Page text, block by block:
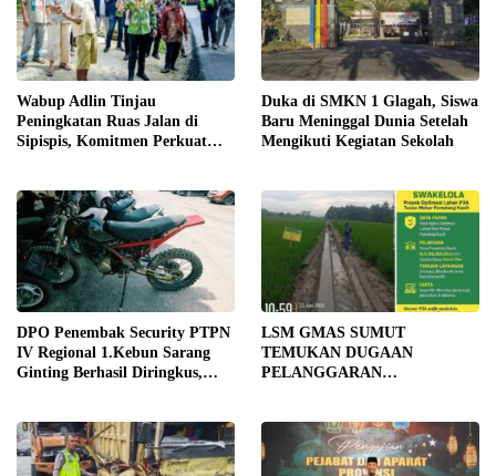
Wabup Adlin Tinjau
Peningkatan Ruas Jalan di
Sipispis, Komitmen Perkuat
Duka di SMKN 1 Glagah, Siswa
Baru Meninggal Dunia Setelah
Mengikuti Kegiatan Sekolah
DPO Penembak Security PTPN
IV Regional 1.Kebun Sarang
Ginting Berhasil Diringkus,
LSM GMAS SUMUT
TEMUKAN DUGAAN
PELANGGARAN
DIBORONGKAN KE PIHAK
LUAR DESA, PEKERJA
DIBAYAR Rp90 RIBU